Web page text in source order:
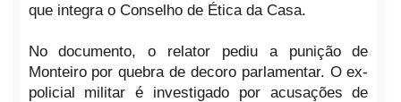
que integra o Conselho de Ética da Casa.
No documento, o relator pediu a punição de
Monteiro por quebra de decoro parlamentar. O ex-
policial militar é investigado por acusações de